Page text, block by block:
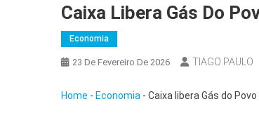
Caixa Libera Gás Do
Economia
23 De Fevereiro De 2026 TIAGO PAULO
Home - Economia - Caixa libera Gás do